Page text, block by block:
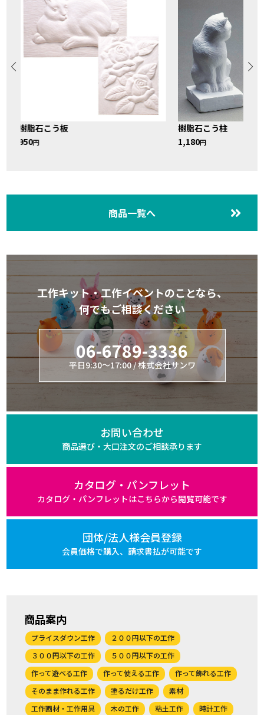
樹脂石こう板
950円
樹脂石こう柱
1,180円
商品一覧へ
工作キット・工作イベントのことなら、
何でもご相談ください
06-6789-3336
平日9:30～17:00 / 株式会社サンワ
お問い合わせ
商品選び・大口注文のご相談承ります
カタログ・パンフレット
カタログ・パンフレットはこちらから閲覧可能です
団体/法人様会員登録
会員価格で購入、 請求書払が可能です
商品案内
プライスダウン工作
２００円以下の工作
３００円以下の工作
５００円以下の工作
作って遊べる工作
作って使える工作
作って飾れる工作
そのまま作れる工作
塗るだけ工作
素材
工作画材・工作用具
木の工作 粘土工作
時計工作